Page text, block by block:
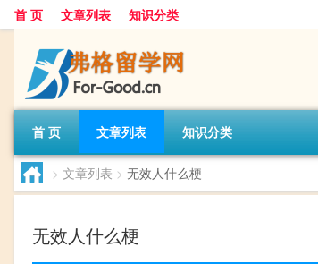
首 页 文章列表 知识分类
首 页 文章列表 知识分类
> 文章列表 > 无效人什么梗
无效人什么梗